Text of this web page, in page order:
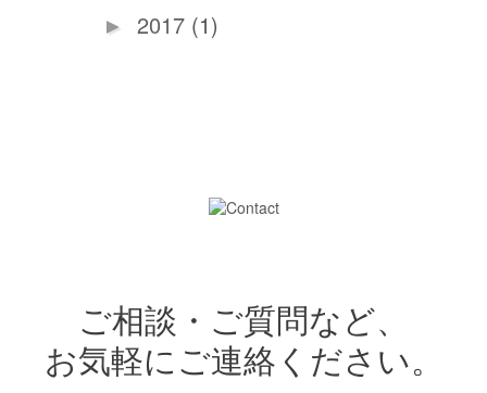
► 2017 (1)
ご相談・ご質問など、
お気軽にご連絡ください。